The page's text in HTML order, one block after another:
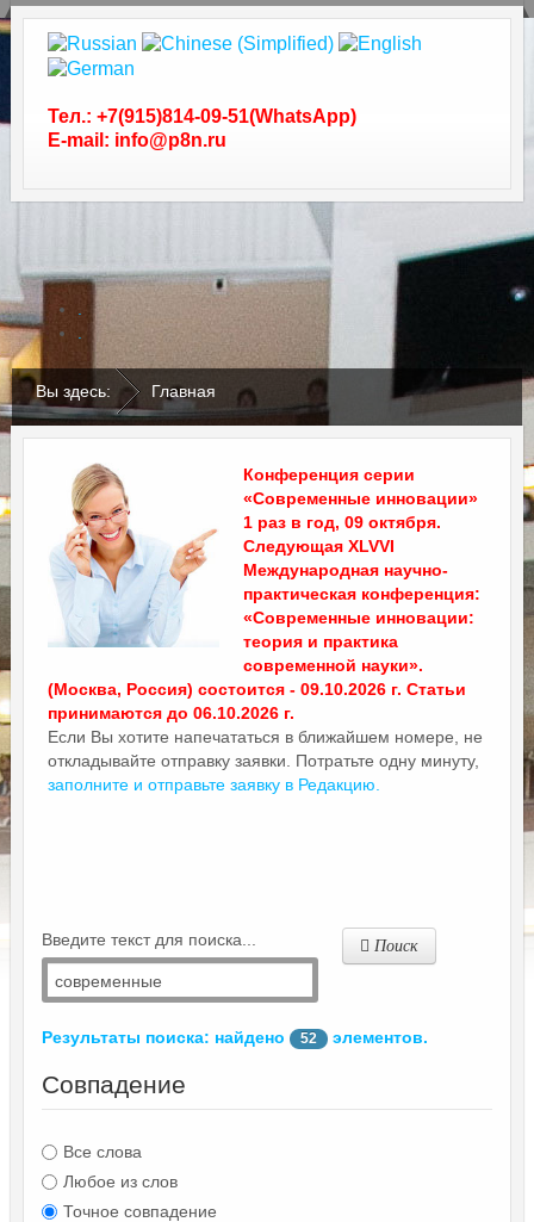
Тел.: +7(915)814-09-51(WhatsApp)
E-mail: info@p8n.ru
Вы здесь: Главная
Конференция серии
«Современные инновации»
1 раз в год, 09 октября.
Следующая XLVVI
Международная научно-
практическая конференция:
«Современные инновации:
теория и практика
современной науки».
(Москва, Россия) состоится - 09.10.2026 г. Статьи
принимаются до 06.10.2026 г.
Если Вы хотите напечататься в ближайшем номере, не
откладывайте отправку заявки. Потратьте одну минуту,
заполните и отправьте заявку в Редакцию.
Введите текст для поиска... Поиск
Результаты поиска: найдено 52 элементов.
Совпадение
Все слова
Любое из слов
Точное совпадение